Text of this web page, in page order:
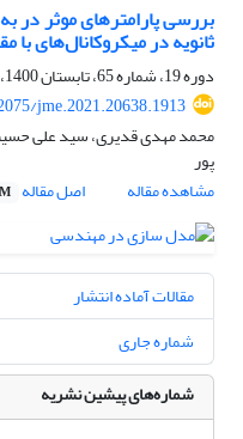
بررسی پارامترهای موثر در
ثانویه در میکروکانال‌های با
دوره 19، شماره 65، تابستان 1400، صفحه
jme.2021.20638.1913
محمد مهدی قدیری، سید علی
پور
مشاهده مقاله
اصل مقاله
مقالات آماده انتشار
شماره جاری
شماره‌های پیشین نشریه